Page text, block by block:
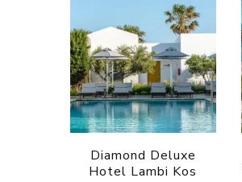
Diamond Deluxe
Hotel Lambi Kos